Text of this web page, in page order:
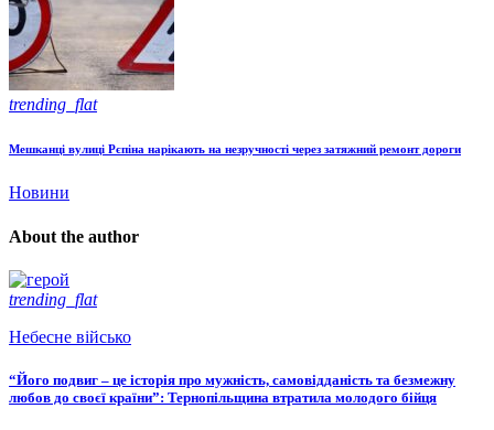
trending_flat
Мешканці вулиці Рєпіна нарікають на незручності через затяжний ремонт дороги
Новини
About the author
trending_flat
Небесне військо
“Його подвиг – це історія про мужність, самовідданість та безмежну
любов до своєї країни”: Тернопільщина втратила молодого бійця